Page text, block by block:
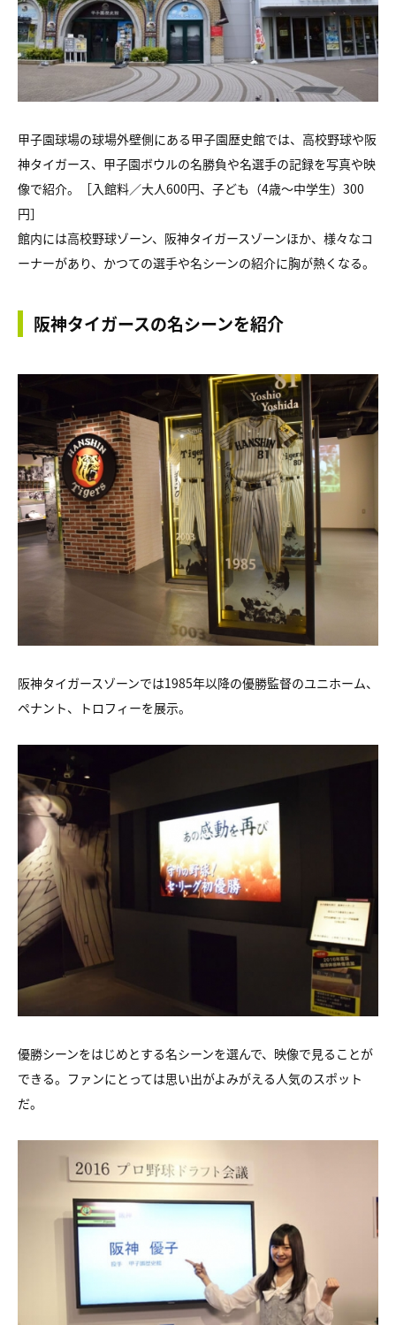
甲子園球場の球場外壁側にある甲子園歴史館では、高校野球や阪
神タイガース、甲子園ボウルの名勝負や名選手の記録を写真や映
像で紹介。［入館料／大人600円、子ども（4歳～中学生）300
円］
館内には高校野球ゾーン、阪神タイガースゾーンほか、様々なコ
ーナーがあり、かつての選手や名シーンの紹介に胸が熱くなる。
阪神タイガースの名シーンを紹介
阪神タイガースゾーンでは1985年以降の優勝監督のユニホーム、
ペナント、トロフィーを展示。
優勝シーンをはじめとする名シーンを選んで、映像で見ることが
できる。ファンにとっては思い出がよみがえる人気のスポット
だ。